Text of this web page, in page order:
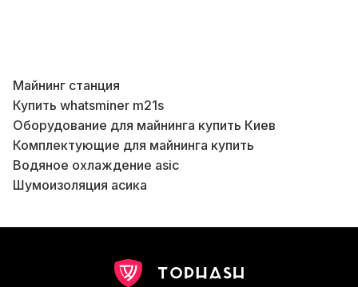
Майнинг станция
Купить whatsminer m21s
Оборудование для майнинга купить Киев
Комплектующие для майнинга купить
Водяное охлаждение asic
Шумоизоляция асика
Е9 майнер
Роутер купить Киев